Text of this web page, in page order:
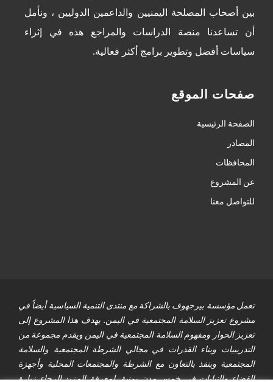
بين أصحاب المصلحة اليمنيين والداعمين الدوليين ، ونأمل
أن تساعدنا منصة الدراسات والمراجع هذه في إثراء
سياسات أفضل وتطوير برامج أكثر فعالية.
صفحات الموقع
الصفحة الرئيسية
المصادر
المحافظات
عن المشروع
للتواصل معنا
تعمل مؤسسة بيرجهوف بالشراكة مع منتدى التنمية السياسية أيضاً في
مشروع تعزيز السلامة المجتمعية في اليمن. يهدف هذا المشروع إلى
تعزيز الحوار ومفهوم السلامة المجتمعية في اليمن ويقدم مجموعة من
التدريبيات وبناء القدرات في مجالي الشرطة المجتمعية والسلامة
المجتمعية وينفذ بالتعاون مع الشرطة والمجتمعات المحلية وأجهزة
القضاء والنيابات في خمس مدن يمنية. لمعرفة المزيد الرجاء زيارة